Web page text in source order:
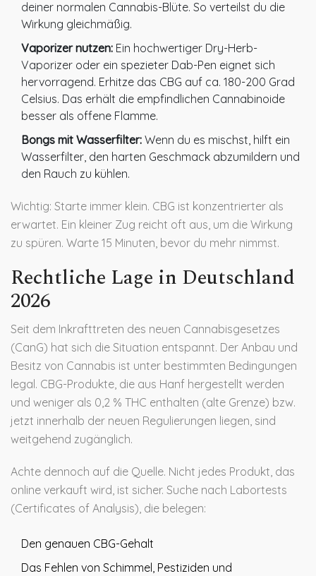
deiner normalen Cannabis-Blüte. So verteilst du die
Wirkung gleichmäßig.
Vaporizer nutzen: Ein hochwertiger Dry-Herb-
Vaporizer oder ein spezieter Dab-Pen eignet sich
hervorragend. Erhitze das CBG auf ca. 180-200 Grad
Celsius. Das erhält die empfindlichen Cannabinoide
besser als offene Flamme.
Bongs mit Wasserfilter: Wenn du es mischst, hilft ein
Wasserfilter, den harten Geschmack abzumildern und
den Rauch zu kühlen.
Wichtig: Starte immer klein. CBG ist konzentrierter als
erwartet. Ein kleiner Zug reicht oft aus, um die Wirkung
zu spüren. Warte 15 Minuten, bevor du mehr nimmst.
Rechtliche Lage in Deutschland
2026
Seit dem Inkrafttreten des neuen Cannabisgesetzes
(CanG) hat sich die Situation entspannt. Der Anbau und
Besitz von Cannabis ist unter bestimmten Bedingungen
legal. CBG-Produkte, die aus Hanf hergestellt werden
und weniger als 0,2 % THC enthalten (alte Grenze) bzw.
jetzt innerhalb der neuen Regulierungen liegen, sind
weitgehend zugänglich.
Achte dennoch auf die Quelle. Nicht jedes Produkt, das
online verkauft wird, ist sicher. Suche nach Labortests
(Certificates of Analysis), die belegen:
Den genauen CBG-Gehalt
Das Fehlen von Schimmel, Pestiziden und